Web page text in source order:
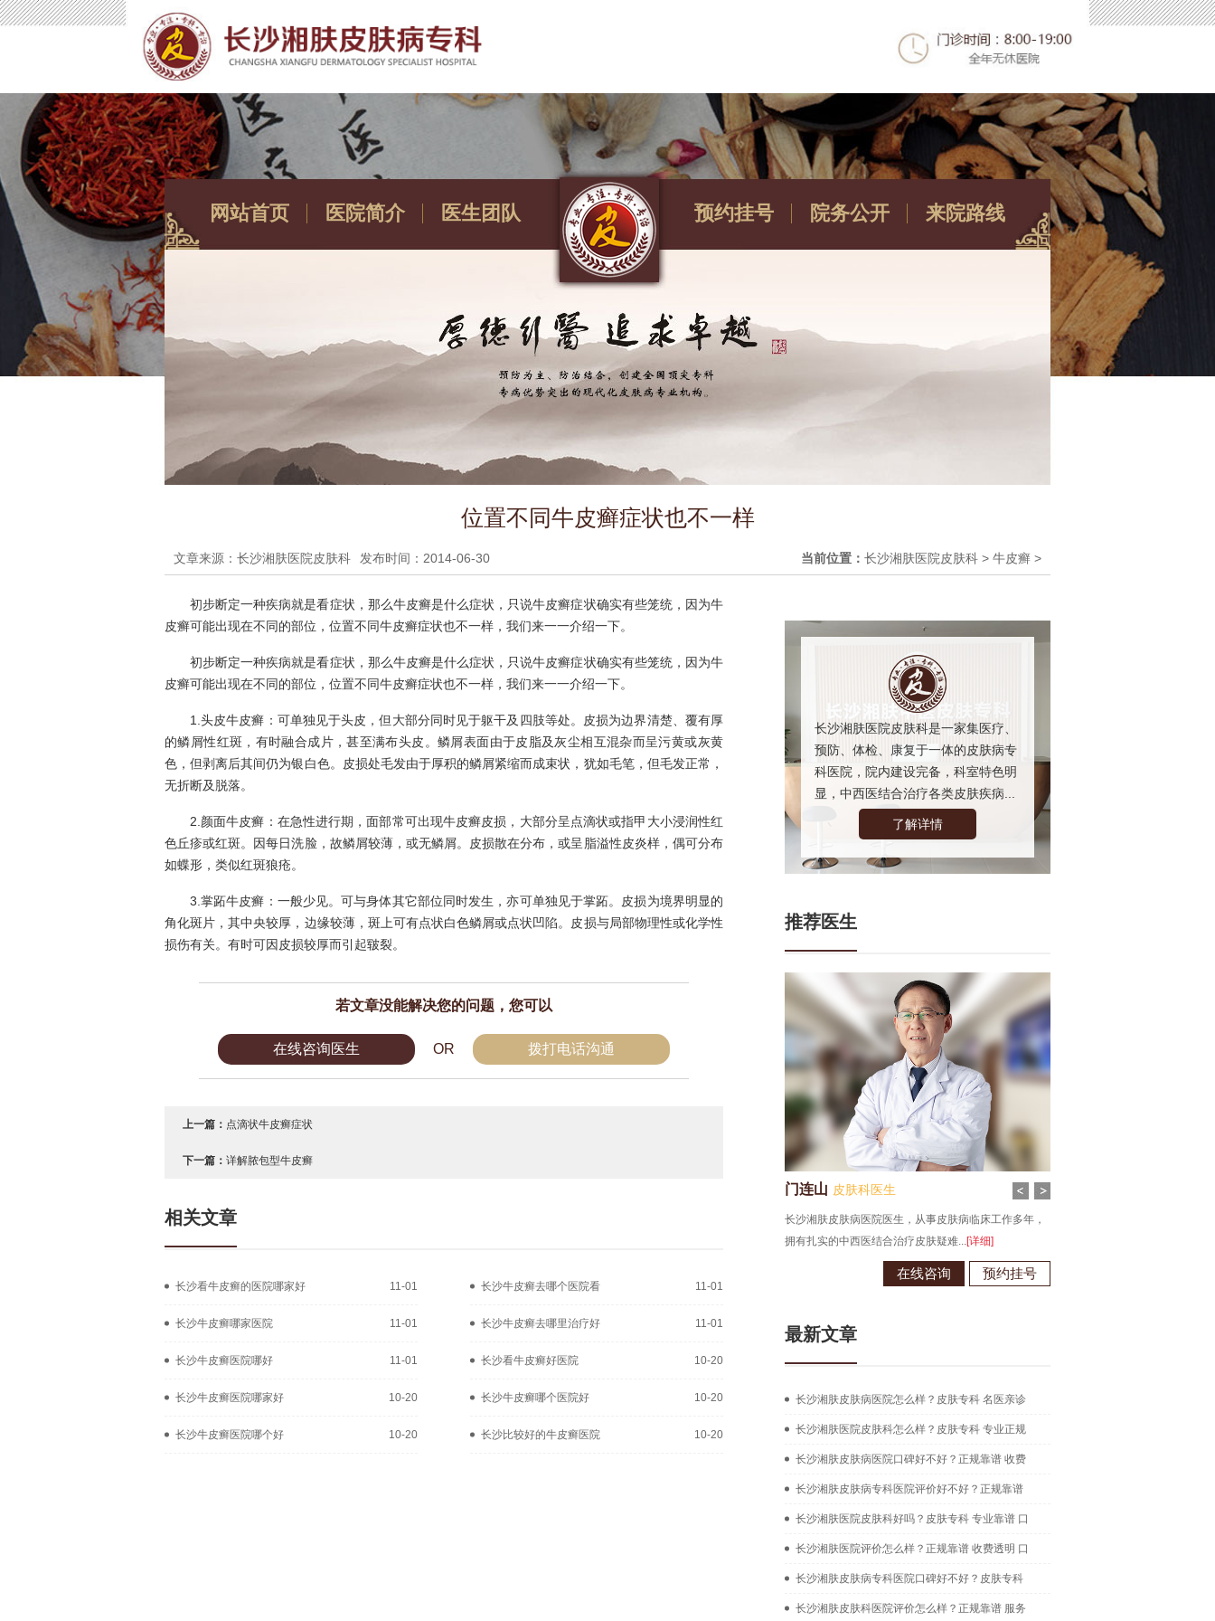
网站首页 医院简介 医生团队 预约挂号 院务公开 来院路线
位置不同牛皮癣症状也不一样
文章来源：长沙湘肤医院皮肤科 发布时间：2014-06-30 当前位置： 长沙湘肤医院皮肤科 > 牛皮癣 >
初步断定一种疾病就是看症状，那么牛皮癣是什么症状，只说牛皮癣症状确实有些笼统，因为牛
皮癣可能出现在不同的部位，位置不同牛皮癣症状也不一样，我们来一一介绍一下。
初步断定一种疾病就是看症状，那么牛皮癣是什么症状，只说牛皮癣症状确实有些笼统，因为牛
皮癣可能出现在不同的部位，位置不同牛皮癣症状也不一样，我们来一一介绍一下。
1.头皮牛皮癣：可单独见于头皮，但大部分同时见于躯干及四肢等处。皮损为边界清楚、覆有厚
的鳞屑性红斑，有时融合成片，甚至满布头皮。鳞屑表面由于皮脂及灰尘相互混杂而呈污黄或灰黄
色，但剥离后其间仍为银白色。皮损处毛发由于厚积的鳞屑紧缩而成束状，犹如毛笔，但毛发正常，
无折断及脱落。
2.颜面牛皮癣：在急性进行期，面部常可出现牛皮癣皮损，大部分呈点滴状或指甲大小浸润性红
色丘疹或红斑。因每日洗脸，故鳞屑较薄，或无鳞屑。皮损散在分布，或呈脂溢性皮炎样，偶可分布
如蝶形，类似红斑狼疮。
3.掌跖牛皮癣：一般少见。可与身体其它部位同时发生，亦可单独见于掌跖。皮损为境界明显的
角化斑片，其中央较厚，边缘较薄，斑上可有点状白色鳞屑或点状凹陷。皮损与局部物理性或化学性
损伤有关。有时可因皮损较厚而引起皲裂。
若文章没能解决您的问题，您可以
在线咨询医生 OR 拨打电话沟通
上一篇： 点滴状牛皮癣症状
下一篇： 详解脓包型牛皮癣
相关文章
长沙看牛皮癣的医院哪家好 11-01 长沙牛皮癣去哪个医院看 11-01
长沙牛皮癣哪家医院 11-01 长沙牛皮癣去哪里治疗好 11-01
长沙牛皮癣医院哪好 11-01 长沙看牛皮癣好医院 10-20
长沙牛皮癣医院哪家好 10-20 长沙牛皮癣哪个医院好 10-20
长沙牛皮癣医院哪个好 10-20 长沙比较好的牛皮癣医院 10-20
长沙湘肤医院皮肤科是一家集医疗、
预防、体检、康复于一体的皮肤病专
科医院，院内建设完备，科室特色明
显，中西医结合治疗各类皮肤疾病...
了解详情
推荐医生
门连山 皮肤科医生
长沙湘肤皮肤病医院医生，从事皮肤病临床工作多年，
拥有扎实的中西医结合治疗皮肤疑难...[详细]
在线咨询 预约挂号
最新文章
长沙湘肤皮肤病医院怎么样？皮肤专科 名医亲诊
长沙湘肤医院皮肤科怎么样？皮肤专科 专业正规
长沙湘肤皮肤病医院口碑好不好？正规靠谱 收费
长沙湘肤皮肤病专科医院评价好不好？正规靠谱
长沙湘肤医院皮肤科好吗？皮肤专科 专业靠谱 口
长沙湘肤医院评价怎么样？正规靠谱 收费透明 口
长沙湘肤皮肤病专科医院口碑好不好？皮肤专科
长沙湘肤皮肤科医院评价怎么样？正规靠谱 服务